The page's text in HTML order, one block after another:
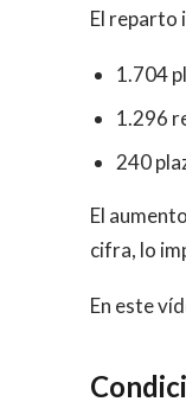
El reparto
1.704
1.296
240
El
cifra, lo
En este